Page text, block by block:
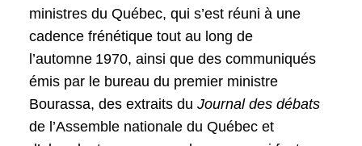
ministres du Québec, qui s’est réuni à une
cadence frénétique tout au long de
l’automne 1970, ainsi que des communiqués
émis par le bureau du premier ministre
Bourassa, des extraits du Journal des débats
de l’Assemble nationale du Québec et